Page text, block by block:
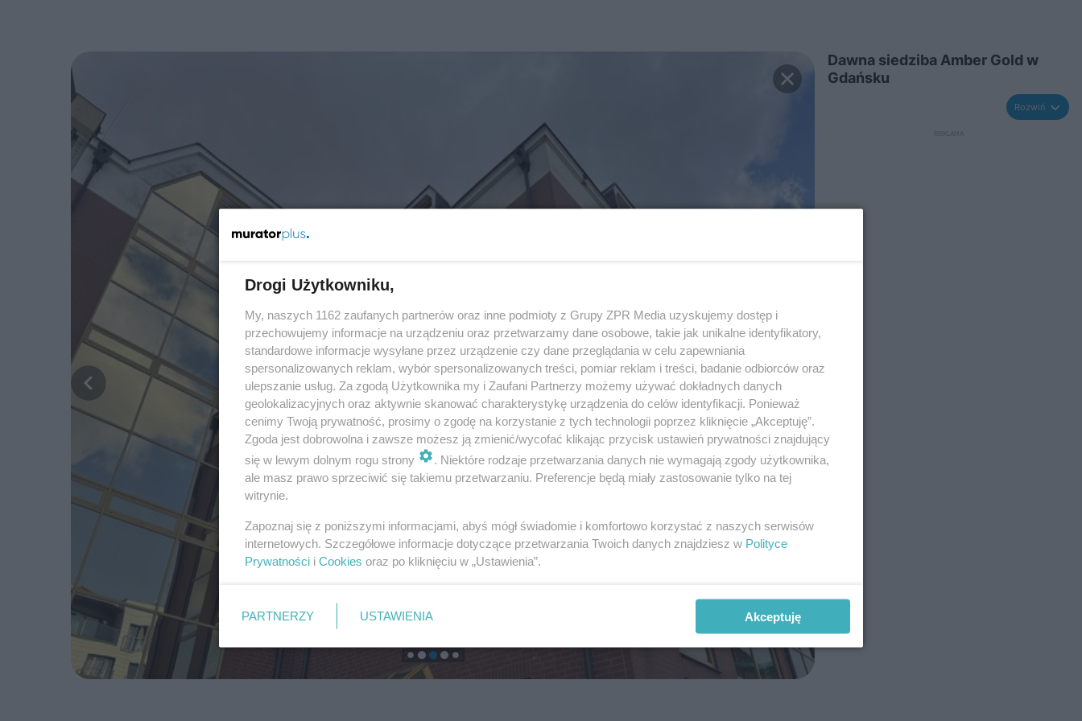
Dawna siedziba Amber Gold w
Gdańsku
Rozwiń
Drogi Użytkowniku,
My, naszych 1162 zaufanych partnerów oraz inne podmioty z Grupy ZPR Media uzyskujemy dostęp i
przechowujemy informacje na urządzeniu oraz przetwarzamy dane osobowe, takie jak unikalne identyfikatory,
standardowe informacje wysyłane przez urządzenie czy dane przeglądania w celu zapewniania
spersonalizowanych reklam, wybór spersonalizowanych treści, pomiar reklam i treści, badanie odbiorców oraz
ulepszanie usług. Za zgodą Użytkownika my i Zaufani Partnerzy możemy używać dokładnych danych
geolokalizacyjnych oraz aktywnie skanować charakterystykę urządzenia do celów identyfikacji. Ponieważ
cenimy Twoją prywatność, prosimy o zgodę na korzystanie z tych technologii poprzez kliknięcie „Akceptuję”.
Zgoda jest dobrowolna i zawsze możesz ją zmienić/wycofać klikając przycisk ustawień prywatności znajdujący
się w lewym dolnym rogu strony
. Niektóre rodzaje przetwarzania danych nie wymagają zgody użytkownika,
ale masz prawo sprzeciwić się takiemu przetwarzaniu. Preferencje będą miały zastosowanie tylko na tej
witrynie.
Zapoznaj się z poniższymi informacjami, abyś mógł świadomie i komfortowo korzystać z naszych serwisów
internetowych. Szczegółowe informacje dotyczące przetwarzania Twoich danych znajdziesz w Polityce
Prywatności i Cookies oraz po kliknięciu w „Ustawienia”.
PARTNERZY USTAWIENIA Akceptuję